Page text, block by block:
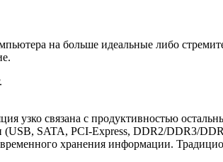
на больше идеальные либо
узко связана с продуктивностью
(USB, SATA, PCI-Express, DDR2/DDR3/
хранения информации.